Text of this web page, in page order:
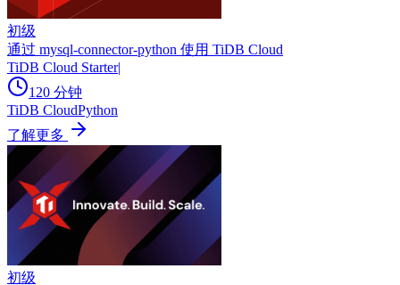
初级
通过 mysql-connector-python 使用 TiDB Cloud
TiDB Cloud Starter|
120 分钟
TiDB CloudPython
了解更多
初级